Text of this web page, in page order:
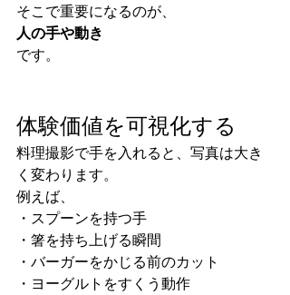
そこで重要になるのが、
人の手や動き
です。
体験価値を可視化する
料理撮影で手を入れると、写真は大き
く変わります。
例えば、
・スプーンを持つ手
・箸を持ち上げる瞬間
・バーガーをかじる前のカット
・ヨーグルトをすくう動作